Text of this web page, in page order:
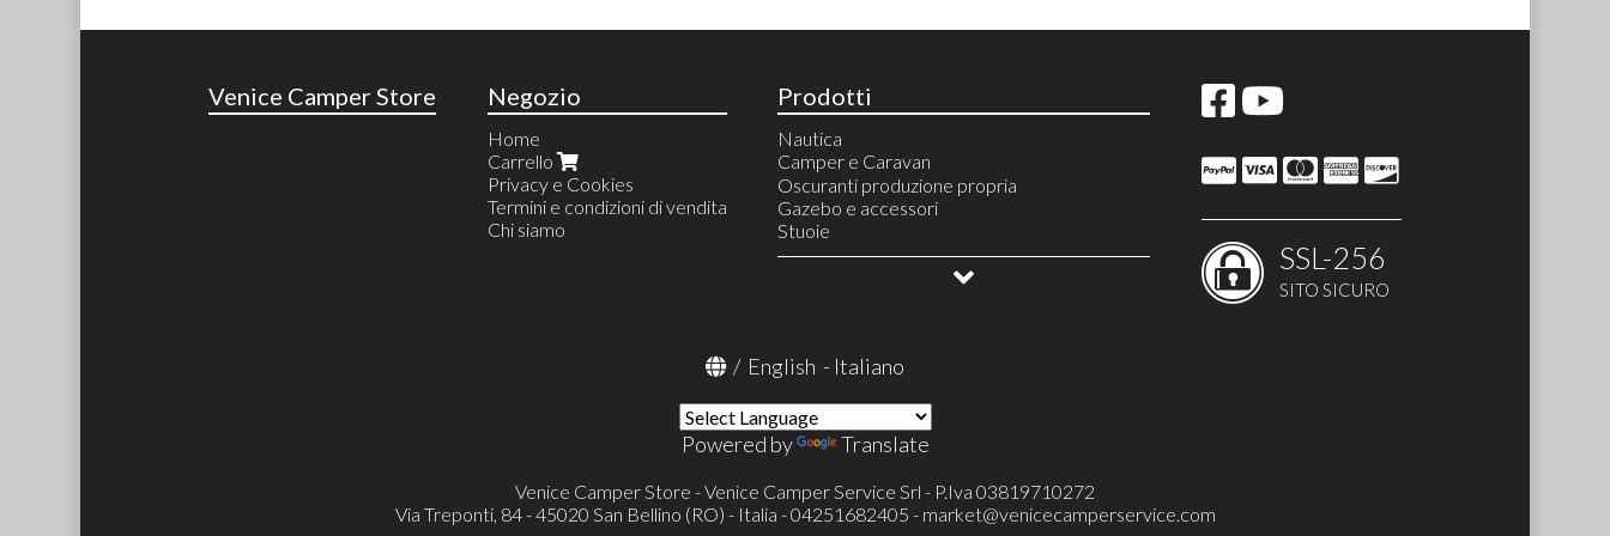
Venice Camper Store Negozio
Home
Carrello
Privacy e Cookies
Termini e condizioni di vendita
Chi siamo
Prodotti
Nautica
Camper e Caravan
Linea Acqua
Riscaldamento
Finestre e accessori
Serie Europa
Accessori finestre
Serbatoi e accessori
Toilette portatili ed accessori
Pronto letto e accessori
Portaoggetti
Cunei e accessori
Catene e calze da neve
Protezioni specchietti esterni
Verande ed accessori
Oscuranti produzione propria
Gazebo e accessori
Stuoie
Campeggio e vita all'aperto
SSL-256
SITO SICURO
/ English - Italiano
Powered by Translate
Venice Camper Store - Venice Camper Service Srl - P.Iva 03819710272
Via Treponti, 84 - 45020 San Bellino (RO) - Italia - 04251682405 - market@venicecamperservice.com